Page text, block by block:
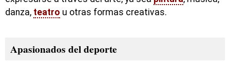
danza, teatro u otras formas creativas.
Apasionados del deporte